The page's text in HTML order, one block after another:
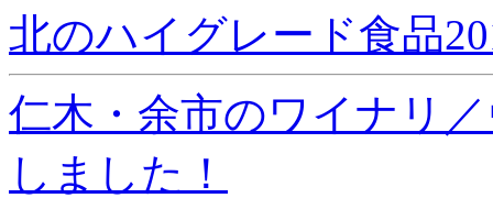
北のハイグレード食品
仁木・余市のワイナリ
しました！